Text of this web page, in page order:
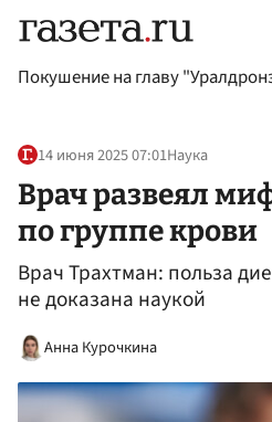
Покушение на главу
14 июня 2025 07:01Наука
Врач развеял
по группе крови
Врач Трахтман: польза
не доказана наукой
Анна Курочкина